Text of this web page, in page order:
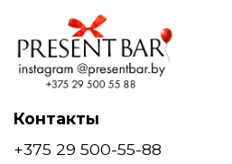
Контакты
+375 29 500-55-88